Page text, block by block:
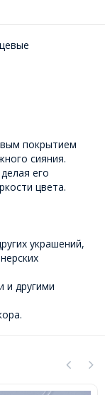
покрытием
сияния.
его
цвета.
украшений,
и другими